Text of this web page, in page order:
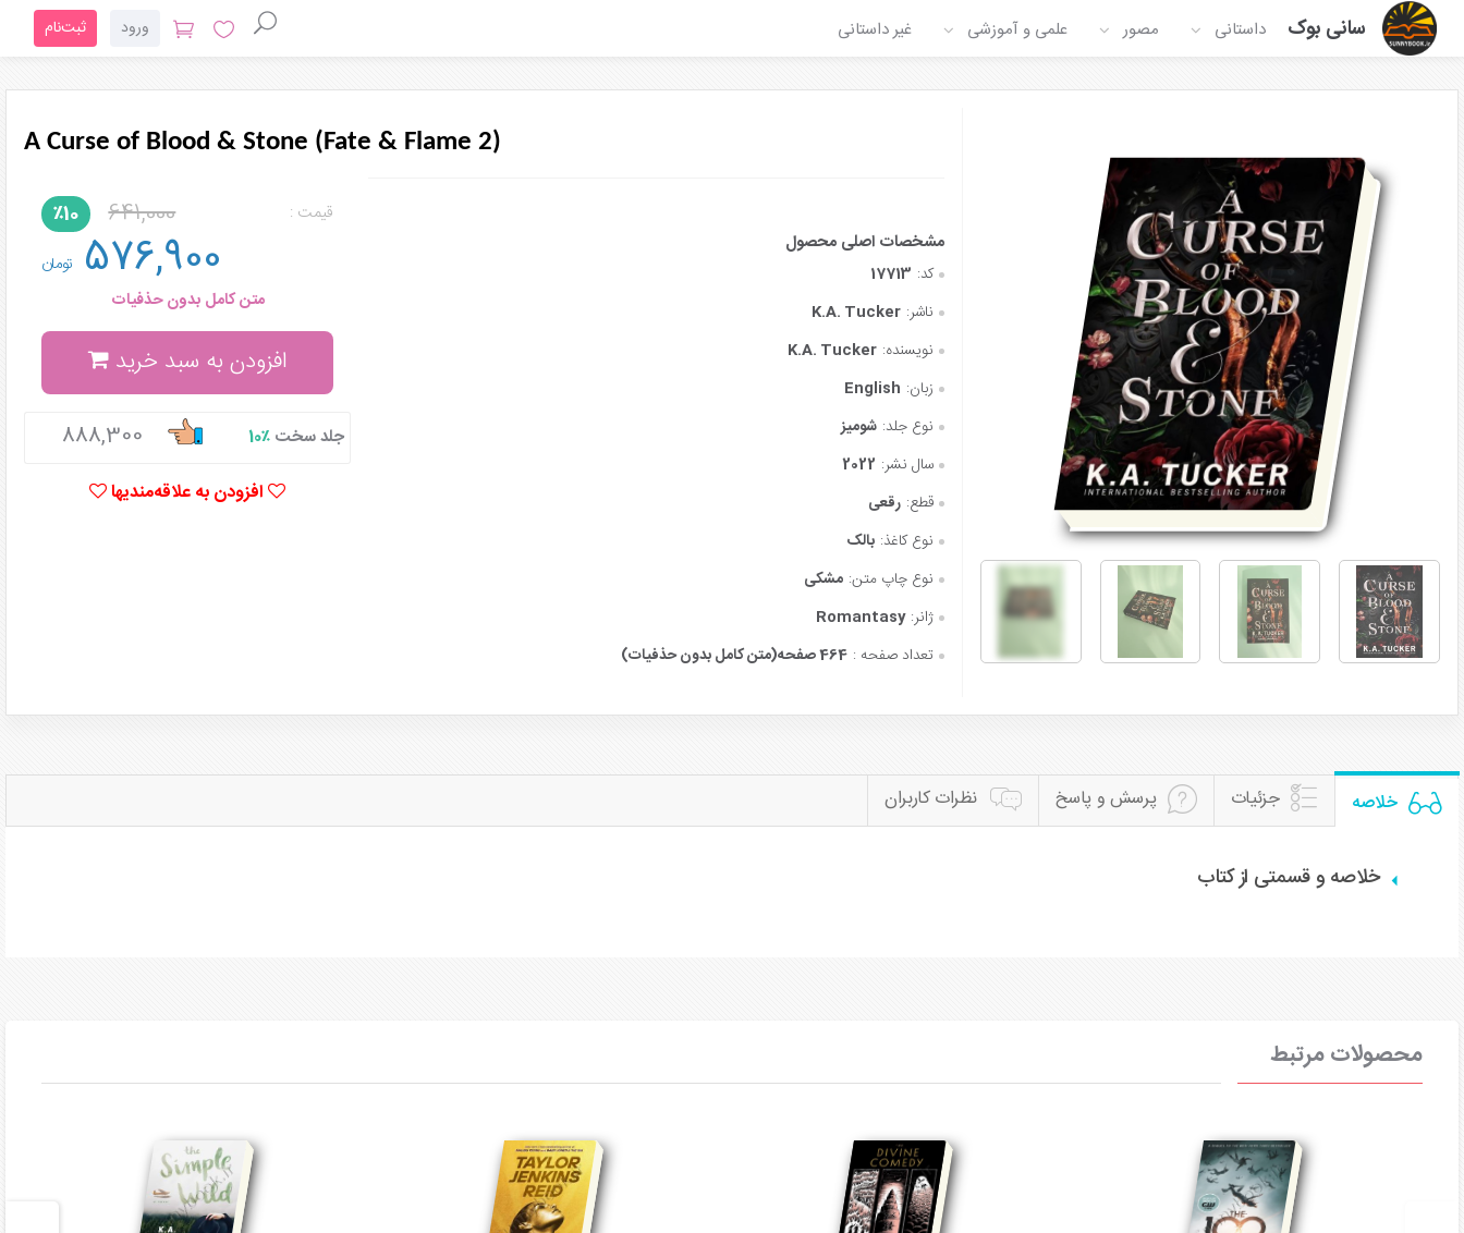
سانی بوک داستانی مصور علمی و آموزشی غیر داستانی ورود ثبت‌نام
A Curse of Blood & Stone (Fate & Flame 2)
کد: 17713
ناشر: K.A. Tucker
نویسنده: K.A. Tucker
زبان: English
نوع جلد: شومیز
سال نشر: 2022
قطع: رقعی
نوع کاغذ: بالک
نوع چاپ متن: مشکی
ژانر: Romantasy
تعداد صفحه : 464 صفحه(متن کامل بدون حذفیات)
قیمت : 641,000 ٪10
576,900 تومان
متن کامل بدون حذفیات
افزودن به سبد خرید
جلد سخت ٪10 888,300
افزودن به علاقه‌مندیها
خلاصه جزئیات پرسش و پاسخ نظرات کاربران
خلاصه و قسمتی از کتاب
محصولات مرتبط